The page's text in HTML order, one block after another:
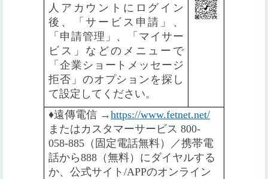
人アカウントにログイン
後、「サービス申請」、
「申請管理」、「マイサー
ビス」などのメニューで
「企業ショートメッセージ
拒否」のオプションを探し
て設定してください。
♦️遠傳電信 →https://www.fetnet.net/
またはカスタマーサービス 800-
058-885（固定電話無料）／携帯電
話から888（無料）にダイヤルする
か、公式サイト/APPのオンライン